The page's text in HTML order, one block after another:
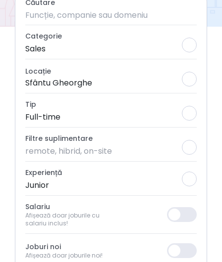
Căutare
Categorie
Sales
Locație
Sfântu Gheorghe
Tip
Full-time
Filtre suplimentare
remote, hibrid, on-site
Experiență
Junior
Salariu
Afișează doar joburile cu
salariu inclus!
Joburi noi
Afișează doar joburile noi!